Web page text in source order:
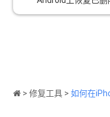
>修复工具 >如何在